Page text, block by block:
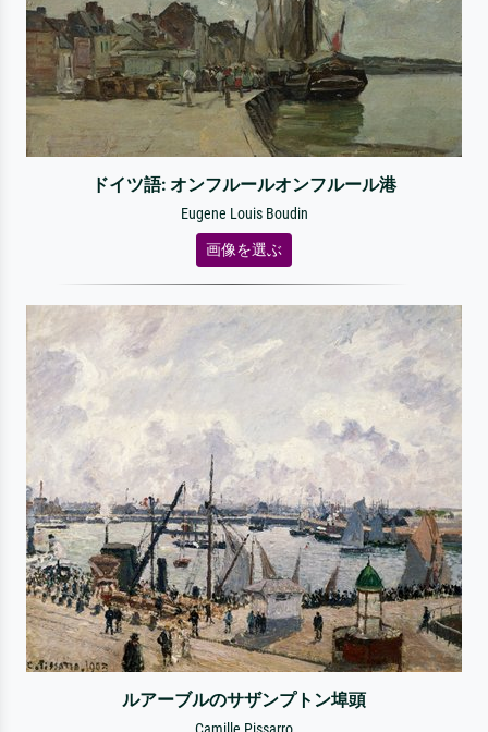
ドイツ語: オンフルールオンフルール港
Eugene Louis Boudin
画像を選ぶ
ルアーブルのサザンプトン埠頭